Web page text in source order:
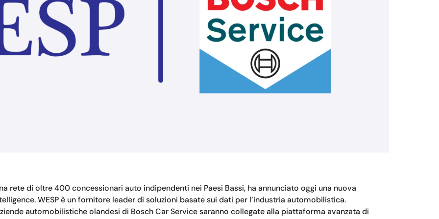
rete di oltre 400 concessionari auto indipendenti nei Paesi Bassi, ha annunciato oggi una nuova
WESP è un fornitore leader di soluzioni basate sui dati per l’industria automobilistica.
automobilistiche olandesi di Bosch Car Service saranno collegate alla piattaforma avanzata di